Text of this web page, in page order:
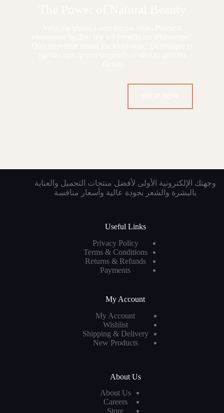
وجهتك الإلكترونية الأولى لأفضل منتجات التجميل والعناية
بالبشرة والشعر بجودة عالية وأسعار منافسة
Useful Links
Privacy Policy
Terms & Conditions
Returns & Refunds
Payments
My Account
My Account
Wishlist
Shipping & Delivery
New Products
About Us
About Us
Careers
Store